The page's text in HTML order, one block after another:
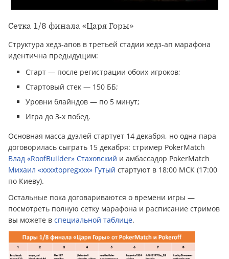
Сетка 1/8 финала «Царя Горы»
Структура хедз-апов в третьей стадии хедз-ап марафона
идентична предыдущим:
Старт — после регистрации обоих игроков;
Стартовый стек — 150 ББ;
Уровни блайндов — по 5 минут;
Игра до 3-х побед.
Основная масса дуэлей стартует 14 декабря, но одна пара
договорилась сыграть 15 декабря: стример PokerMatch
Влад «RoofBuilder» Стаховский и амбассадор PokerMatch
Михаил «xxxxtopregxxx» Гутый стартуют в 18:00 МСК (17:00
по Киеву).
Остальные пока договариваются о времени игры —
посмотреть полную сетку марафона и расписание стримов
вы можете в специальной таблице.